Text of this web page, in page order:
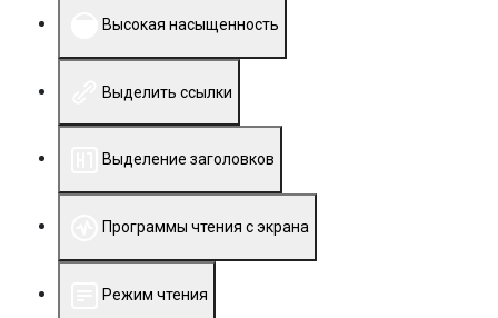
Высокая насыщенность
Выделить ссылки
Выделение заголовков
Программы чтения с экрана
Режим чтения